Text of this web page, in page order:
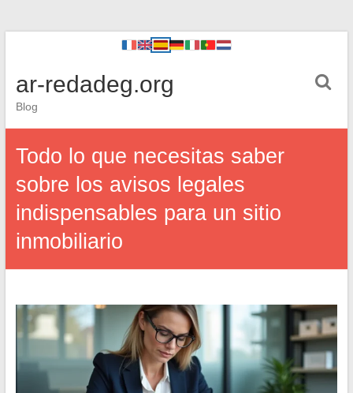
ar-redadeg.org
Blog
Todo lo que necesitas saber
sobre los avisos legales
indispensables para un sitio
inmobiliario